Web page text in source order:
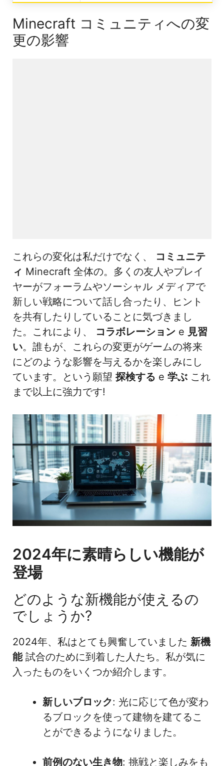
Minecraft コミュニティへの変
更の影響
これらの変化は私だけでなく、
コミュニテ
ィ Minecraft 全体の。多くの友人やプレイ
ヤーがフォーラムやソーシャル メディアで
新しい戦略について話し合ったり、ヒント
を共有したりしていることに気づきまし
た。これにより、
コラボレーション e 見習
い。誰もが、これらの変更がゲームの将来
にどのような影響を与えるかを楽しみにし
ています。という願望 探検する e 学ぶ これ
まで以上に強力です!
2024年に素晴らしい機能が
登場
どのような新機能が使えるの
でしょうか?
2024年、私はとても興奮していました 新機
能試合のために到着した人たち。私が気に
入ったものをいくつか紹介します。
新しいブロック: 光に応じて色が変わ
るブロックを使って建物を建てるこ
とができるようになりました。
前例のない生き物: 挑戦と楽しみをも